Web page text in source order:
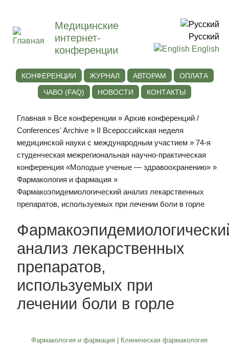
Медицинские
интернет-
конференции
Русский
English
КОНФЕРЕНЦИИ ЖУРНАЛ АВТОРАМ
ОПЛАТА
ЧАВО (FAQ)
НОВОСТИ КОНТАКТЫ
Главная » Все конференции »Архив конференций /
Conferences' Archive » II Всероссийская неделя
медицинской науки с международным участием »74-я
студенческая межрегиональная научно-практическая
конференция «Молодые ученые — здравоохранению» »
Фармакология и фармация »
Фармакоэпидемиологический анализ лекарственных
препаратов, используемых при лечении боли в горле
анализ лекарственных
препаратов,
используемых при
лечении боли в горле
Фармакология и фармация Клиническая фармакология